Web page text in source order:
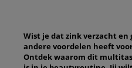
Wist je dat zink verzacht
andere voordelen heeft
Ontdek waarom dit